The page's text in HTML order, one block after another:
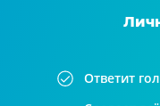
Ответит